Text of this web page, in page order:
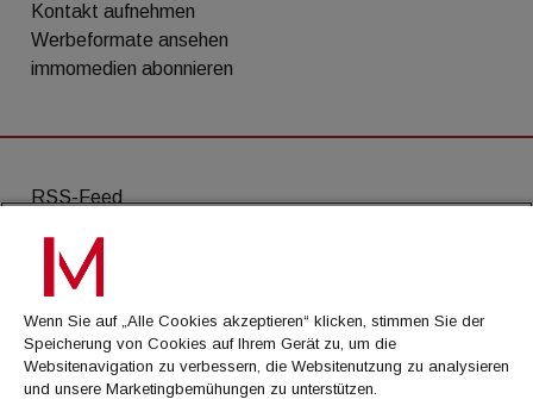
Kontakt aufnehmen
Werbeformate ansehen
immomedien abonnieren
RSS-Feed
AGB
Datenschutz
Kontakt
Impressum
Wenn Sie auf „Alle Cookies akzeptieren“ klicken, stimmen Sie der
Speicherung von Cookies auf Ihrem Gerät zu, um die
Websitenavigation zu verbessern, die Websitenutzung zu analysieren
und unsere Marketingbemühungen zu unterstützen.